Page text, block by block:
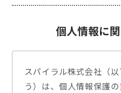
個人情報に
スパイラル株式会社（
う）は、個人情報保護の